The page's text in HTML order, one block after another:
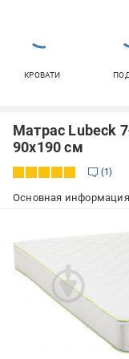
КРОВАТИ
Матрас Lubeck
90x190 см
1
Основная информация